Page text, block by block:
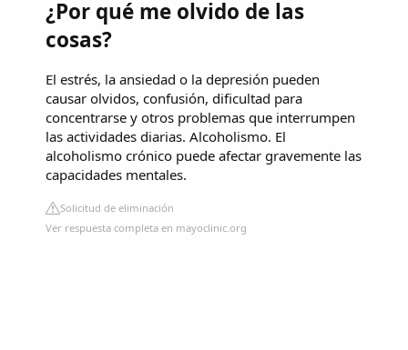
¿Por qué me olvido de las
cosas?
El estrés, la ansiedad o la depresión pueden
causar olvidos, confusión, dificultad para
concentrarse y otros problemas que interrumpen
las actividades diarias. Alcoholismo. El
alcoholismo crónico puede afectar gravemente las
capacidades mentales.
Solicitud de eliminación
Ver respuesta completa en mayoclinic.org